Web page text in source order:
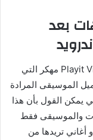
بعد
من الخدمات المتاحة في برنامج Playit Video Player مهكر التي
الموسيقى المرادة
يمكن القول بأن هذا
والموسيقى فقط
أغاني تريدها من